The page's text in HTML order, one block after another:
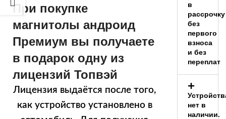
При покупке
магнитолы андроид
Премиум вы получаете
в подарок одну из
лицензий Топвэй
Лицензия выдаётся после того,
как устройство установлено в
в
рассрочку
без
первого
взноса
и без
переплат
нет в
наличии.